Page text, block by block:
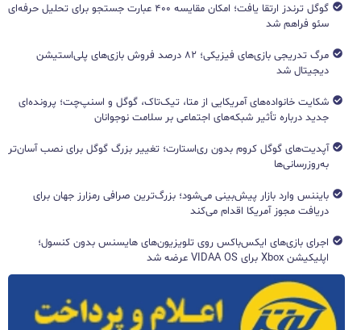
گوگل ترندز ارتقا یافت؛ امکان مقایسه ۴۰۰ عبارت جستجو برای تحلیل حرفه‌ای
سئو فراهم شد
مرگ تدریجی بازی‌های فیزیکی؛ ۸۲ درصد فروش بازی‌های پلی‌استیشن
دیجیتال شد
شکایت خانواده‌های آمریکایی از متا، تیک‌تاک، گوگل و اسنپ‌چت؛ پرونده‌ای
جدید درباره تأثیر شبکه‌های اجتماعی بر سلامت نوجوانان
آپدیت‌های گوگل کروم بدون ری‌استارت؛ تغییر بزرگ گوگل برای نصب آسان‌تر
به‌روزرسانی‌ها
بایننس وارد بازار پیش‌بینی می‌شود؛ بزرگ‌ترین صرافی رمزارز جهان برای
دریافت مجوز آمریکا اقدام می‌کند
اجرای بازی‌های ایکس‌باکس روی تلویزیون‌های هایسنس بدون کنسول؛
اپلیکیشن Xbox برای VIDAA OS عرضه شد